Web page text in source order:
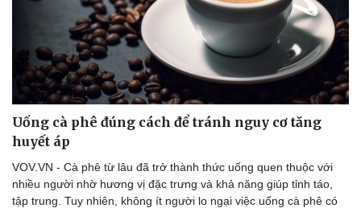
Uống cà phê đúng cách để tránh nguy cơ tăng
huyết áp
VOV.VN - Cà phê từ lâu đã trở thành thức uống quen thuộc với
nhiều người nhờ hương vị đặc trưng và khả năng giúp tỉnh táo,
tập trung. Tuy nhiên, không ít người lo ngại việc uống cà phê có